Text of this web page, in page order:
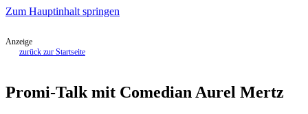
Zum Hauptinhalt springen
Anzeige
zurück zur Startseite
Promi-Talk mit Comedian Aurel Mertz